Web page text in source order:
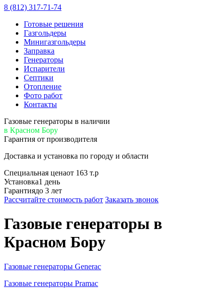
8 (812) 317-71-74
Готовые решения
Газгольдеры
Минигазгольдеры
Заправка
Генераторы
Испарители
Септики
Отопление
Фото работ
Контакты
Газовые генераторы в наличии
в Красном Бору
Гарантия от производителя
Доставка и установка по городу и области
Специальная ценаот 163 т.р
Установка1 день
Гарантиядо 3 лет
Рассчитайте стоимость работ Заказать звонок
Газовые генераторы в
Красном Бору
Газовые генераторы Generac
Газовые генераторы Pramac